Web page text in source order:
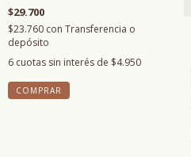
$29.700
$23.760 con Transferencia o
depósito
6 cuotas sin interés de $4.950
COMPRAR